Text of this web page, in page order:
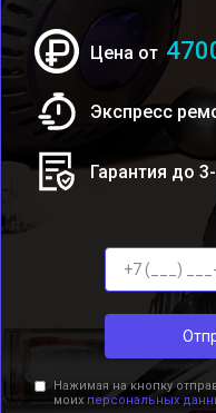
Цена от
Экспресс
Гарантия до
Нажимая на кнопку
моих персональных